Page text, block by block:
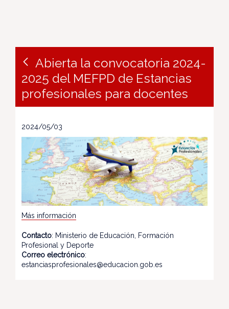
Abierta la convocatoria 2024-
2025 del MEFPD de Estancias
profesionales para docentes
2024/05/03
Más información
Contacto: Ministerio de Educación, Formación
Profesional y Deporte
Correo electrónico:
estanciasprofesionales@educacion.gob.es